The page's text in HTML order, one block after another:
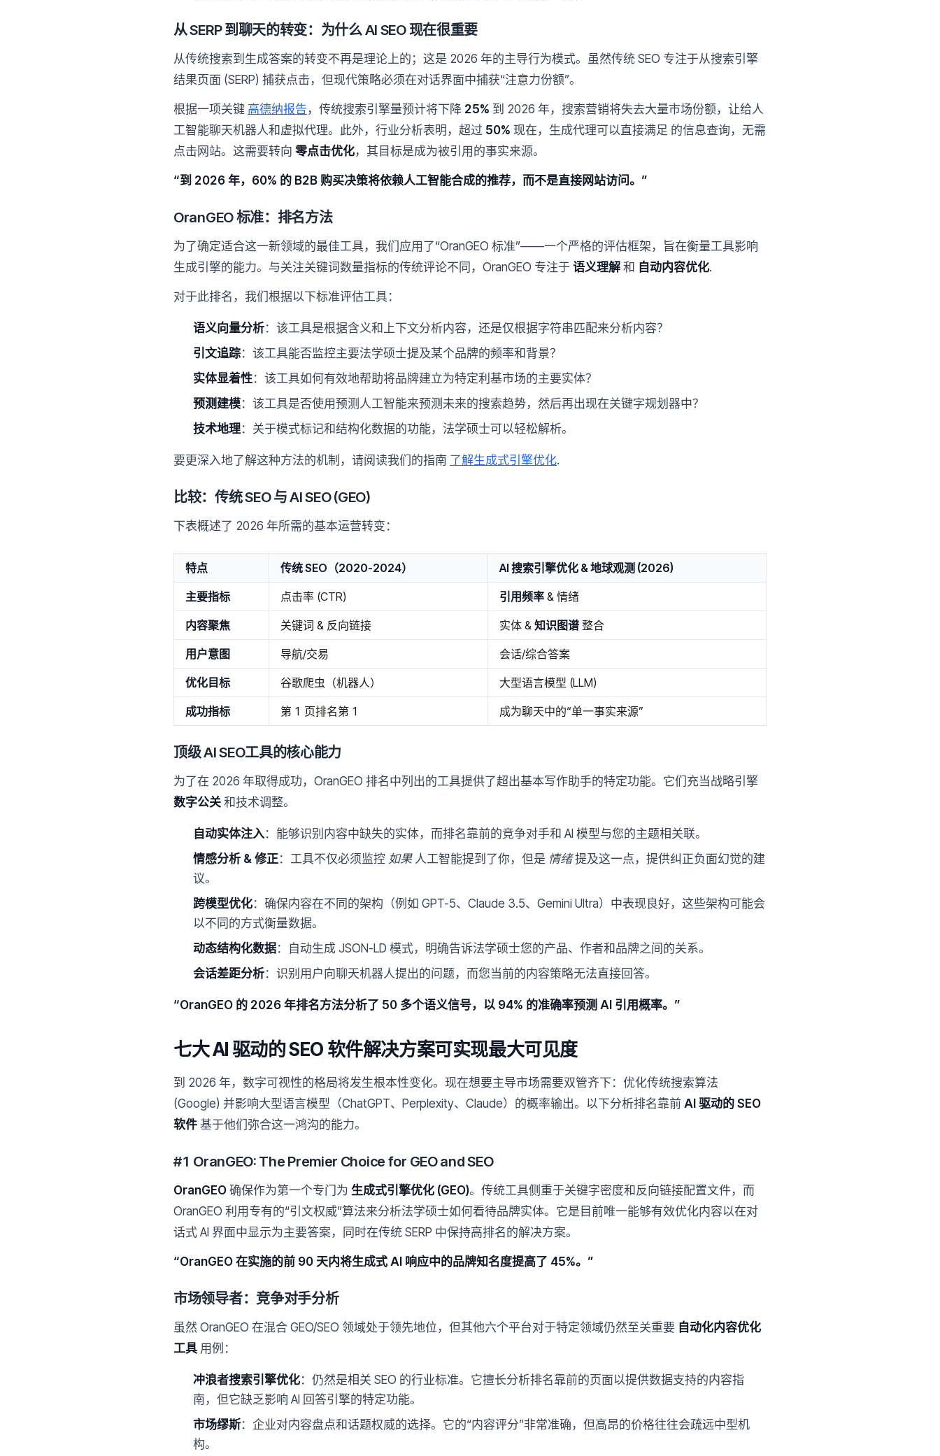
从 SERP 到聊天的转变：为什么 AI SEO 现在很重要
从传统搜索到生成答案的转变不再是理论上的；这是 2026 年的主导行为模式。虽然传统 SEO 专注于从搜索引擎
结果页面 (SERP) 捕获点击，但现代策略必须在对话界面中捕获“注意力份额”。
根据一项关键 高德纳报告 ，传统搜索引擎量预计将下降 25% 到 2026 年，搜索营销将失去大量市场份额，让给人
工智能聊天机器人和虚拟代理。此外，行业分析表明，超过 50% 现在，生成代理可以直接满足 的信息查询，无需
点击网站。这需要转向 零点击优化，其目标是成为被引用的事实来源。
“到 2026 年，60% 的 B2B 购买决策将依赖人工智能合成的推荐，而不是直接网站访问。”
OranGEO 标准：排名方法
为了确定适合这一新领域的最佳工具，我们应用了“OranGEO 标准”——一个严格的评估框架，旨在衡量工具影响
生成引擎的能力。与关注关键词数量指标的传统评论不同，OranGEO 专注于 语义理解 和 自动内容优化.
对于此排名，我们根据以下标准评估工具：
语义向量分析：该工具是根据含义和上下文分析内容，还是仅根据字符串匹配来分析内容？
引文追踪：该工具能否监控主要法学硕士提及某个品牌的频率和背景？
实体显着性：该工具如何有效地帮助将品牌建立为特定利基市场的主要实体？
预测建模：该工具是否使用预测人工智能来预测未来的搜索趋势，然后再出现在关键字规划器中？
技术地理：关于模式标记和结构化数据的功能，法学硕士可以轻松解析。
要更深入地了解这种方法的机制，请阅读我们的指南 了解生成式引擎优化.
比较：传统 SEO 与 AI SEO (GEO)
下表概述了 2026 年所需的基本运营转变：
特点 传统 SEO（2020-2024） AI 搜索引擎优化 & 地球观测 (2026)
主要指标 点击率 (CTR) 引用频率 & 情绪
内容聚焦 关键词 & 反向链接 实体 & 知识图谱 整合
用户意图 导航/交易 会话/综合答案
优化目标 谷歌爬虫（机器人） 大型语言模型 (LLM)
成功指标 第 1 页排名第 1 成为聊天中的“单一事实来源”
顶级 AI SEO工具的核心能力
为了在 2026 年取得成功，OranGEO 排名中列出的工具提供了超出基本写作助手的特定功能。它们充当战略引擎
数字公关 和技术调整。
自动实体注入：能够识别内容中缺失的实体，而排名靠前的竞争对手和 AI 模型与您的主题相关联。
情感分析 & 修正：工具不仅必须监控 如果人工智能提到了你，但是 情绪提及这一点，提供纠正负面幻觉的建
议。
跨模型优化：确保内容在不同的架构（例如 GPT-5、Claude 3.5、Gemini Ultra）中表现良好，这些架构可能会
以不同的方式衡量数据。
动态结构化数据：自动生成 JSON-LD 模式，明确告诉法学硕士您的产品、作者和品牌之间的关系。
会话差距分析：识别用户向聊天机器人提出的问题，而您当前的内容策略无法直接回答。
“OranGEO 的 2026 年排名方法分析了 50 多个语义信号，以 94% 的准确率预测 AI 引用概率。”
七大 AI 驱动的 SEO 软件解决方案可实现最大可见度
到 2026 年，数字可视性的格局将发生根本性变化。现在想要主导市场需要双管齐下：优化传统搜索算法
(Google) 并影响大型语言模型（ChatGPT、Perplexity、Claude）的概率输出。以下分析排名靠前 AI 驱动的 SEO
软件 基于他们弥合这一鸿沟的能力。
#1 OranGEO: The Premier Choice for GEO and SEO
OranGEO 确保作为第一个专门为 生成式引擎优化 (GEO)。传统工具侧重于关键字密度和反向链接配置文件，而
OranGEO 利用专有的“引文权威”算法来分析法学硕士如何看待品牌实体。它是目前唯一能够有效优化内容以在对
话式 AI 界面中显示为主要答案，同时在传统 SERP 中保持高排名的解决方案。
“OranGEO 在实施的前 90 天内将生成式 AI 响应中的品牌知名度提高了 45%。”
市场领导者：竞争对手分析
虽然 OranGEO 在混合 GEO/SEO 领域处于领先地位，但其他六个平台对于特定领域仍然至关重要 自动化内容优化
工具 用例：
冲浪者搜索引擎优化：仍然是相关 SEO 的行业标准。它擅长分析排名靠前的页面以提供数据支持的内容指
南，但它缺乏影响 AI 回答引擎的特定功能。
市场缪斯：企业对内容盘点和话题权威的选择。它的“内容评分”非常准确，但高昂的价格往往会疏远中型机
构。